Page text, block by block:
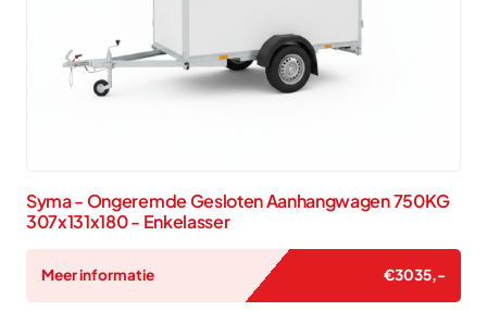
Syma - Ongeremde Gesloten Aanhangwagen 750KG
307x131x180 - Enkelasser
Meer informatie €3035,-